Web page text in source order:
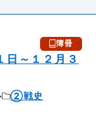
簿冊
～１２月３
②戦史